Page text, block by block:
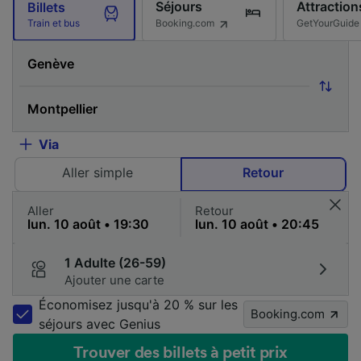
Billets
Train et bus
Séjours
Booking.com GetYourGuide
Via
Aller simple
Retour
Aller Retour
1 Adulte (26-59)
Ajouter une carte
Économisez jusqu'à 20 % sur les
séjours avec Genius
Booking.com
Trouver des billets à petit prix